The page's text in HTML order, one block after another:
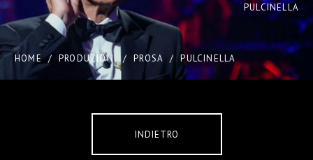
PULCINELLA
HOME / PRODUZIONI / PROSA / PULCINELLA
INDIETRO